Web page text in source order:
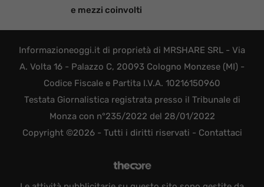
e mezzi coinvolti
Informazioneoggi.it di proprietà di MRSHARE SRL - Via
A. Volta 16 - Palazzo C, 20093 Cologno Monzese (MI) -
Codice Fiscale e Partita I.V.A. 10216150960
Testata Giornalistica registrata presso il Tribunale di
Monza con n°235/2022 del 28/01/2022
Copyright ©2026 - Tutti i diritti riservati - Contattaci